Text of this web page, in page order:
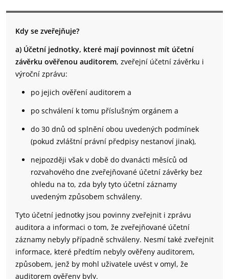
Kdy se zveřejňuje?
a) Účetní jednotky, které mají povinnost mít účetní
závěrku ověřenou auditorem, zveřejní účetní závěrku i
výroční zprávu:
po jejich ověření auditorem a
po schválení k tomu příslušným orgánem a
do 30 dnů od splnění obou uvedených podmínek
(pokud zvláštní právní předpisy nestanoví jinak),
nejpozději však v době do dvanácti měsíců od
rozvahového dne zveřejňované účetní závěrky bez
ohledu na to, zda byly tyto účetní záznamy
uvedeným způsobem schváleny.
Tyto účetní jednotky jsou povinny zveřejnit i zprávu
auditora a informaci o tom, že zveřejňované účetní
záznamy nebyly případně schváleny. Nesmí také zveřejnit
informace, které předtím nebyly ověřeny auditorem,
způsobem, jenž by mohl uživatele uvést v omyl, že
auditorem ověřeny byly.